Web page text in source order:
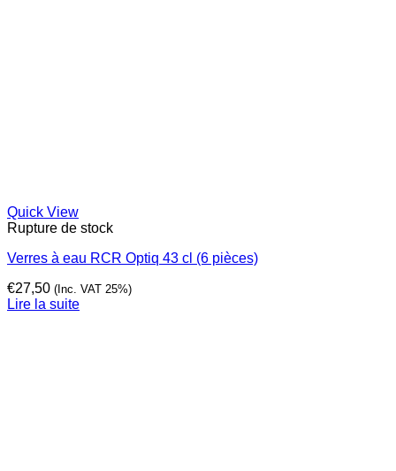
Quick View
Rupture de stock
Verres à eau RCR Optiq 43 cl (6 pièces)
€27,50 (Inc. VAT 25%)
Lire la suite